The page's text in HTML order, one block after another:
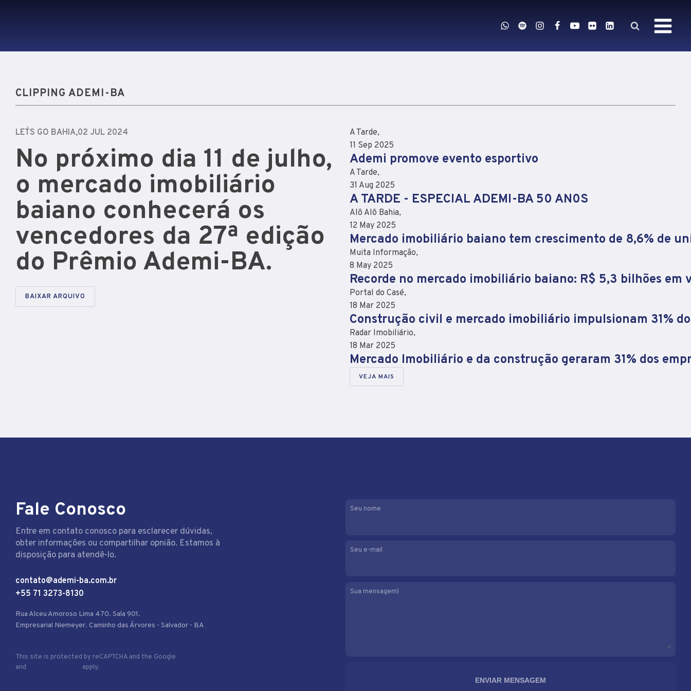
CLIPPING ADEMI-BA
LET´S GO BAHIA,02 JUL 2024
No próximo dia 11 de julho,
o mercado imobiliário
baiano conhecerá os
vencedores da 27ª edição
do Prêmio Ademi-BA.
BAIXAR ARQUIVO
A Tarde,
11 Sep 2025
Ademi promove evento esportivo
A Tarde,
31 Aug 2025
A TARDE - ESPECIAL ADEMI-BA 50 AN0S
Alô Alô Bahia,
12 May 2025
Mercado imobiliário baiano tem crescimento de 8,6% de
Muita Informação,
8 May 2025
Recorde no mercado imobiliário baiano: R$ 5,3 bilhões
Portal do Casé,
18 Mar 2025
Construção civil e mercado imobiliário impulsionam 31%
Radar Imobiliário,
18 Mar 2025
Mercado Imobiliário e da construção geraram 31% dos
VEJA MAIS
Fale Conosco
Entre em contato conosco para esclarecer dúvidas,
obter informações ou compartilhar opnião. Estamos à
disposição para atendê-lo.
contato@ademi-ba.com.br
+55 71 3273-8130
Rua Alceu Amoroso Lima 470. Sala 901.
Empresarial Niemeyer. Caminho das Árvores - Salvador - BA
This site is protected by reCAPTCHA and the Google
and
apply.
Seu nome
Seu e-mail
Sua mensagem)